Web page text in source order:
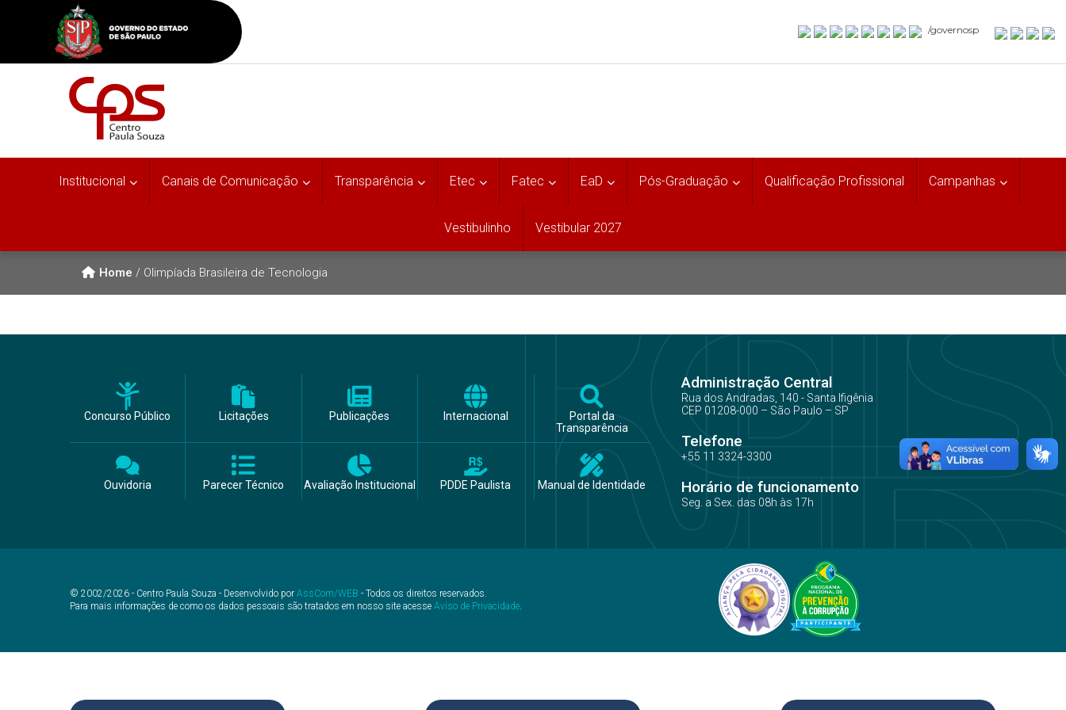
/governosp
Institucional Canais de Comunicação Transparência Etec Fatec EaD Pós-Graduação Qualificação Profissional Campanhas
Vestibulinho Vestibular 2027
Home / Olimpíada Brasileira de Tecnologia
Concurso Público Licitações Publicações Internacional
Portal da
Transparência
Ouvidoria Parecer Técnico Avaliação Institucional PDDE Paulista Manual de Identidade
Administração Central
Rua dos Andradas, 140 - Santa Ifigênia
CEP 01208-000 – São Paulo – SP
Telefone
+55 11 3324-3300
Horário de funcionamento
Seg. a Sex. das 08h às 17h
© 2002/2026 - Centro Paula Souza - Desenvolvido por AssCom/WEB - Todos os direitos reservados.
Para mais informações de como os dados pessoais são tratados em nosso site acesse Aviso de Privacidade